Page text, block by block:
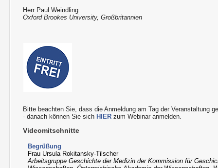
Herr Paul Weindling
Oxford Brookes University, Großbritannien
Bitte beachten Sie, dass die Anmeldung am Tag der Veranstaltung
- danach können Sie sich HIER zum Webinar anmelden.
Videomitschnitte
Begrüßung
Frau Ursula Rokitansky-Tilscher
Arbeitsgruppe Geschichte der Medizin der Kommission für